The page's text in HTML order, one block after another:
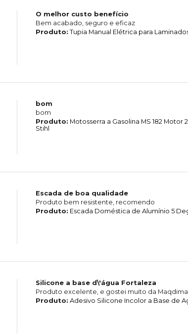
O melhor custo benefício
Bem acabado, seguro e eficaz
Produto:Tupia Manual Elétrica para
bom
bom
Produto: Motosserra a Gasolina MS 182 Motor
Stihl
Escada de boa qualidade
Produto bem resistente, recomendo
Produto: Escada Doméstica de Alumínio 5
Silicone a base d\'água Fortaleza
Produto excelente, e gostei muito da Maqdima.
Produto: Adesivo Silicone Incolor a Base de